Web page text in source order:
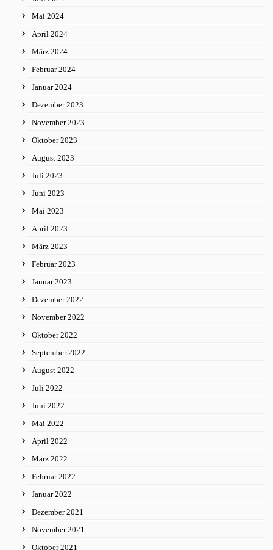
Mai 2024
April 2024
März 2024
Februar 2024
Januar 2024
Dezember 2023
November 2023
Oktober 2023
August 2023
Juli 2023
Juni 2023
Mai 2023
April 2023
März 2023
Februar 2023
Januar 2023
Dezember 2022
November 2022
Oktober 2022
September 2022
August 2022
Juli 2022
Juni 2022
Mai 2022
April 2022
März 2022
Februar 2022
Januar 2022
Dezember 2021
November 2021
Oktober 2021